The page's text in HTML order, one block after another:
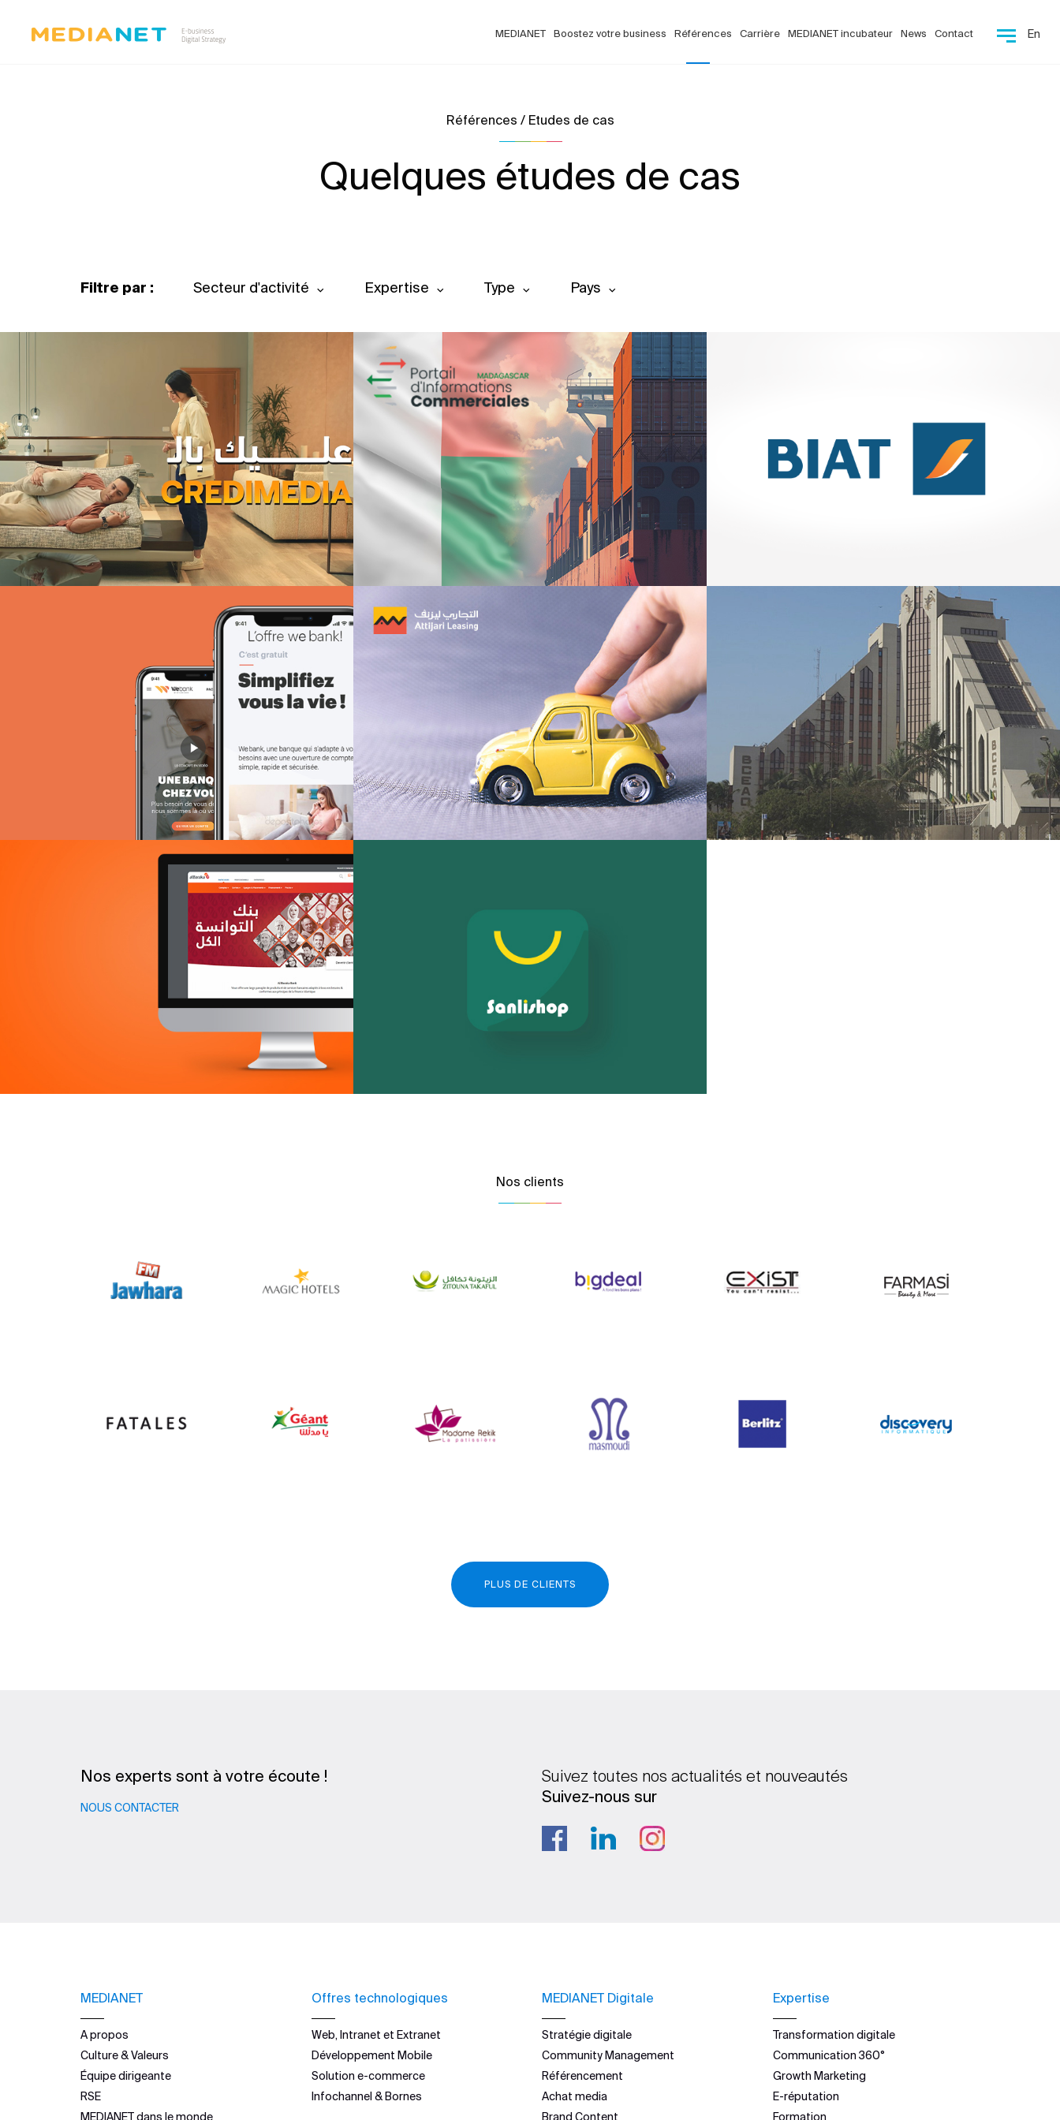
MEDIANET Boostez votre business Références Carrière MEDIANET incubateur News Contact En
Références / Etudes de cas
Quelques études de cas
Filtre par : Secteur d'activité Expertise Type Pays
ONG & Bailleur de fonds
E-gov
Plateformes digitales
Web, Intranet et Extranet
UX Design
Campagne BIAT TRE Juil. 2022
Banque et finance
Marketing Digital & Com 360°
Stratégie Social Media
Activation digitale & média
Achat media
Plateformes digitales
Stratégie Social Media
Web, Intranet et Extranet
BCEAO sénégal
La Poste de Côte d’Ivoire
Nos clients
PLUS DE CLIENTS
Nos experts sont à votre écoute !
NOUS CONTACTER
Suivez toutes nos actualités et nouveautés
Suivez-nous sur
MEDIANET
A propos
Culture & Valeurs
Équipe dirigeante
RSE
MEDIANET dans le monde
Offres technologiques
Web, Intranet et Extranet
Développement Mobile
Solution e-commerce
Infochannel & Bornes
MEDIANET Digitale
Stratégie digitale
Community Management
Référencement
Achat media
Brand Content
Expertise
Transformation digitale
Communication 360°
Growth Marketing
E-réputation
Formation